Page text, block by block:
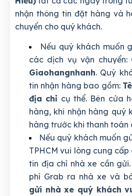
nhận thông tin đặt hàng và
chuyển cho quý khách.
Nếu quý khách muốn
các dịch vụ vận chuyển:
Giaohangnhanh. Quý
tin nhận hàng bao gồm:
địa chỉ cụ thể. Bên cửa
hàng, khi nhận hàng quý
hàng trước khi thanh toán
Nếu quý khách muốn
TPHCM vui lòng cung
tin địa chỉ nhà xe cần
phí Grab ra nhà xe và
gửi nhà xe quý khách